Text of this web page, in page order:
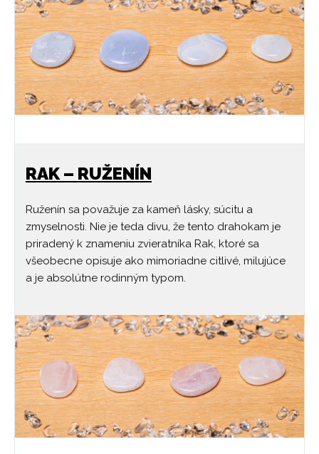
RAK – RUŽENÍN
Ruženín sa považuje za kameň lásky, súcitu a
zmyselnosti. Nie je teda divu, že tento drahokam je
priradený k znameniu zvieratníka Rak, ktoré sa
všeobecne opisuje ako mimoriadne citlivé, milujúce
a je absolútne rodinným typom.